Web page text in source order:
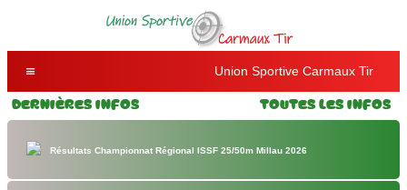
Union Sportive Carmaux Tir
Dernières Infos Toutes les Infos
Résultats Championnat Régional ISSF 25/50m Millau 2026